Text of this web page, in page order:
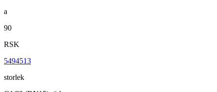
a
90
RSK
5494513
storlek